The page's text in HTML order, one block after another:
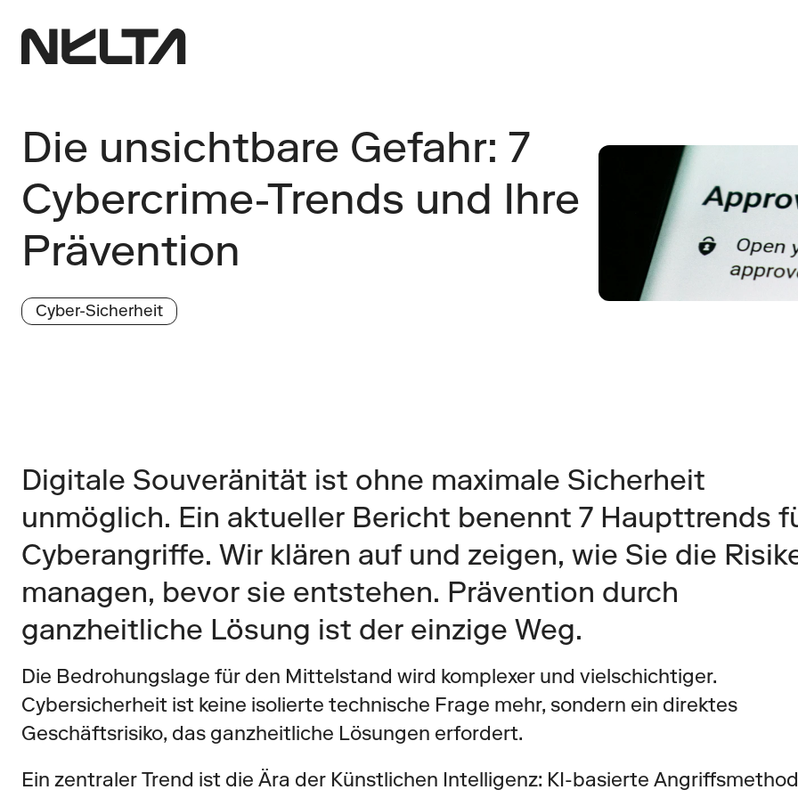
Die unsichtbare Gefahr: 7
Cybercrime-Trends und Ihre
Prävention
Cyber-Sicherheit
Digitale Souveränität ist ohne maximale Sicherheit
unmöglich. Ein aktueller Bericht benennt 7 Haupttrends
Cyberangriffe. Wir klären auf und zeigen, wie Sie die
managen, bevor sie entstehen. Prävention durch
ganzheitliche Lösung ist der einzige Weg.
Die Bedrohungslage für den Mittelstand wird komplexer und vielschichtiger.
Cybersicherheit ist keine isolierte technische Frage mehr, sondern ein direktes
Geschäftsrisiko, das ganzheitliche Lösungen erfordert.
Ein zentraler Trend ist die Ära der Künstlichen Intelligenz: KI-basierte